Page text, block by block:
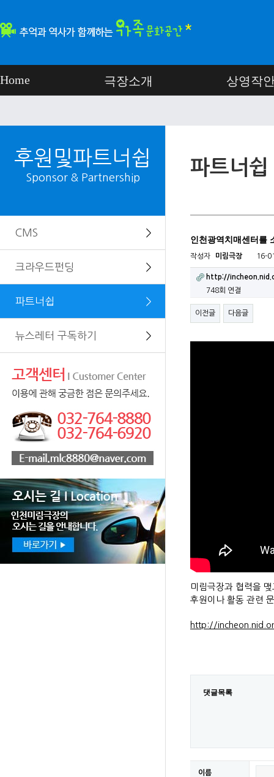
Home 극장소개 상영작
후원및파트너쉽
Sponsor & Partnership
CMS ＞
크라우드펀딩 ＞
파트너쉽 ＞
뉴스레터 구독하기 ＞
파트너쉽
인천광역치매센터를
작성자 미림극장 16-
http://
748회 연결
이전글 다음글
미림극장과 협력을
후원이나 활동 관련
http://
댓글목록
이름